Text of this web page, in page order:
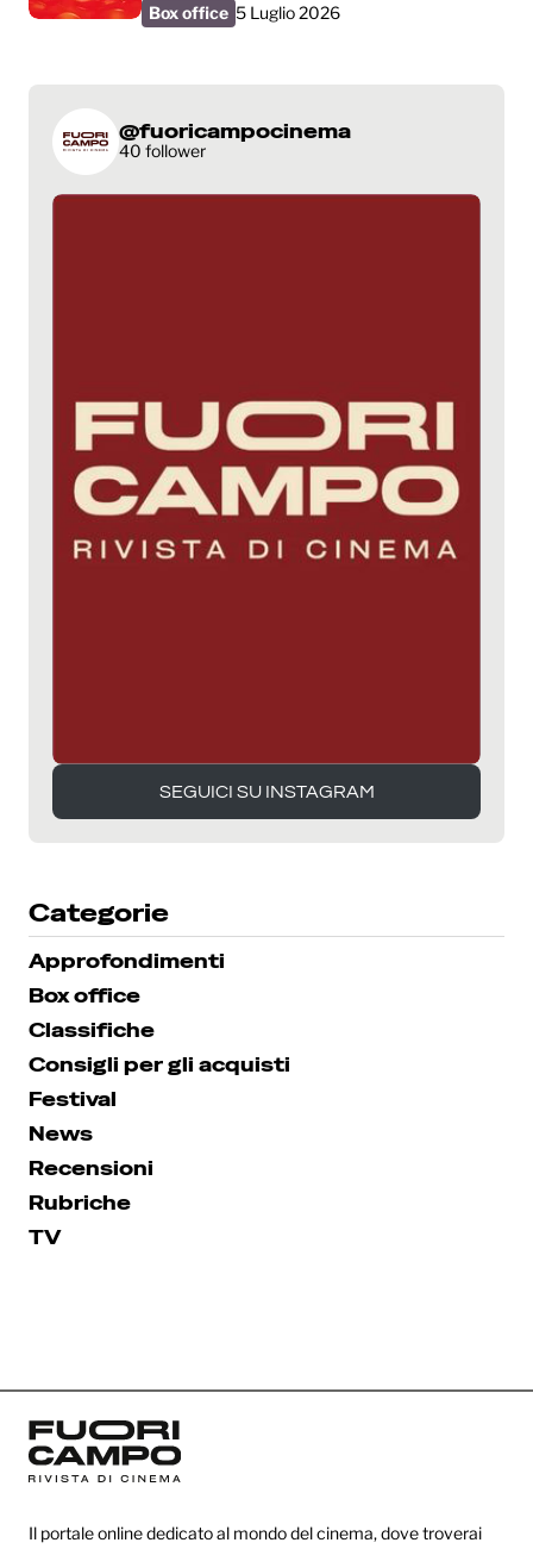
Box office 5 Luglio 2026
@fuoricampocinema
40 follower
SEGUICI SU INSTAGRAM
SEGUICI SU INSTAGRAM
Categorie
Approfondimenti
Box office
Classifiche
Consigli per gli acquisti
Festival
News
Recensioni
Rubriche
TV
Il portale online dedicato al mondo del cinema, dove troverai